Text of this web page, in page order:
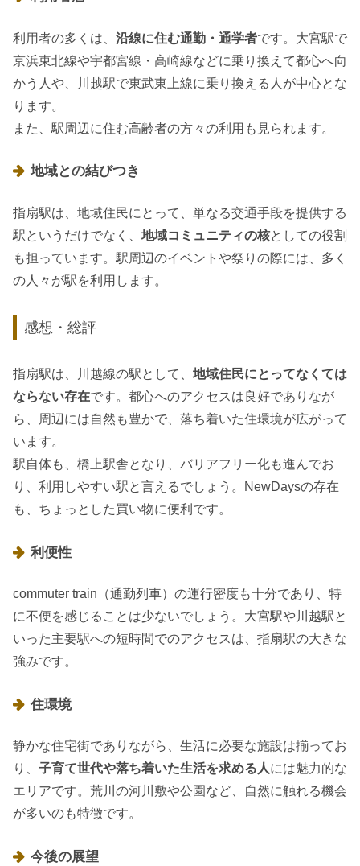
利用者の多くは、 沿線に住む通勤・通学者です。大宮駅で
京浜東北線や宇都宮線・高崎線などに乗り換えて都心へ向
かう人や、川越駅で東武東上線に乗り換える人が中心とな
ります。
また、駅周辺に住む高齢者の方々の利用も見られます。
地域との結びつき
指扇駅は、地域住民にとって、単なる交通手段を提供する
駅というだけでなく、 地域コミュニティの核としての役割
も担っています。駅周辺のイベントや祭りの際には、多く
の人々が駅を利用します。
感想・総評
指扇駅は、川越線の駅として、 地域住民にとってなくては
ならない存在です。都心へのアクセスは良好でありなが
ら、周辺には自然も豊かで、落ち着いた住環境が広がって
います。
駅自体も、橋上駅舎となり、バリアフリー化も進んでお
り、利用しやすい駅と言えるでしょう。NewDaysの存在
も、ちょっとした買い物に便利です。
利便性
commuter train（通勤列車）の運行密度も十分であり、特
に不便を感じることは少ないでしょう。大宮駅や川越駅と
いった主要駅への短時間でのアクセスは、指扇駅の大きな
強みです。
住環境
静かな住宅街でありながら、生活に必要な施設は揃ってお
り、 子育て世代や落ち着いた生活を求める人には魅力的な
エリアです。荒川の河川敷や公園など、自然に触れる機会
が多いのも特徴です。
今後の展望